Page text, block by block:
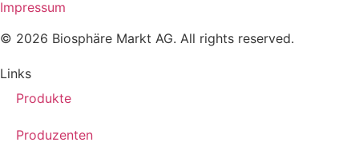
Impressum
© 2026 Biosphäre Markt AG. All rights reserved.
Links
Produkte
Produzenten